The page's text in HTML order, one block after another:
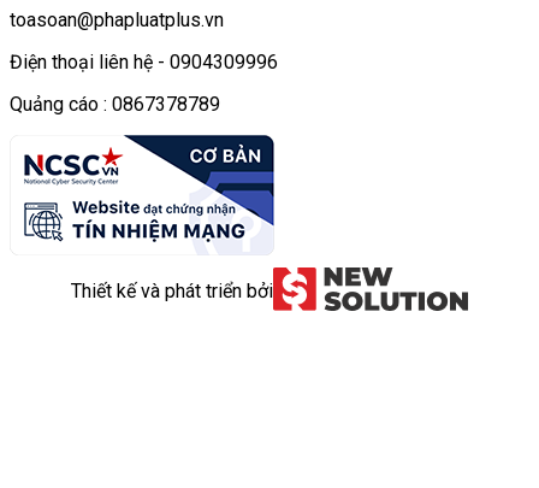
toasoan@phapluatplus.vn
Điện thoại liên hệ - 0904309996
Quảng cáo : 0867378789
Thiết kế và phát triển bởi